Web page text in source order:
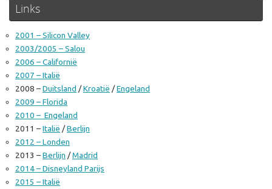
Links
2001 – Silicon Valley
2003/2005 – Salou
2006 – Californië
2007 – Italië
2008 –Duitsland /Kroatië /Engeland
2009 – Florida
2010 – Engeland
2011 –Italië /Berlijn
2012 – Londen
2013 –Berlijn /Madrid
2014 – Disneyland Parijs
2015 – Italië